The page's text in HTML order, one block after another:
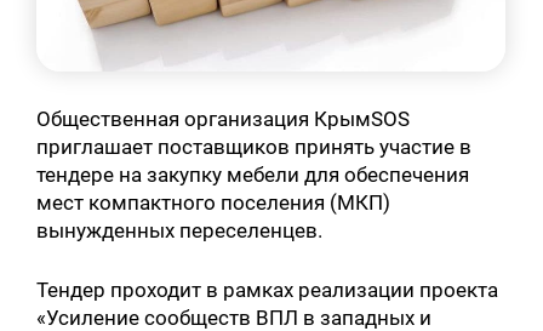
Общественная организация КрымSOS
приглашает поставщиков принять участие в
тендере на закупку мебели для обеспечения
мест компактного поселения (МКП)
вынужденных переселенцев.
Тендер проходит в рамках реализации проекта
«Усиление сообществ ВПЛ в западных и